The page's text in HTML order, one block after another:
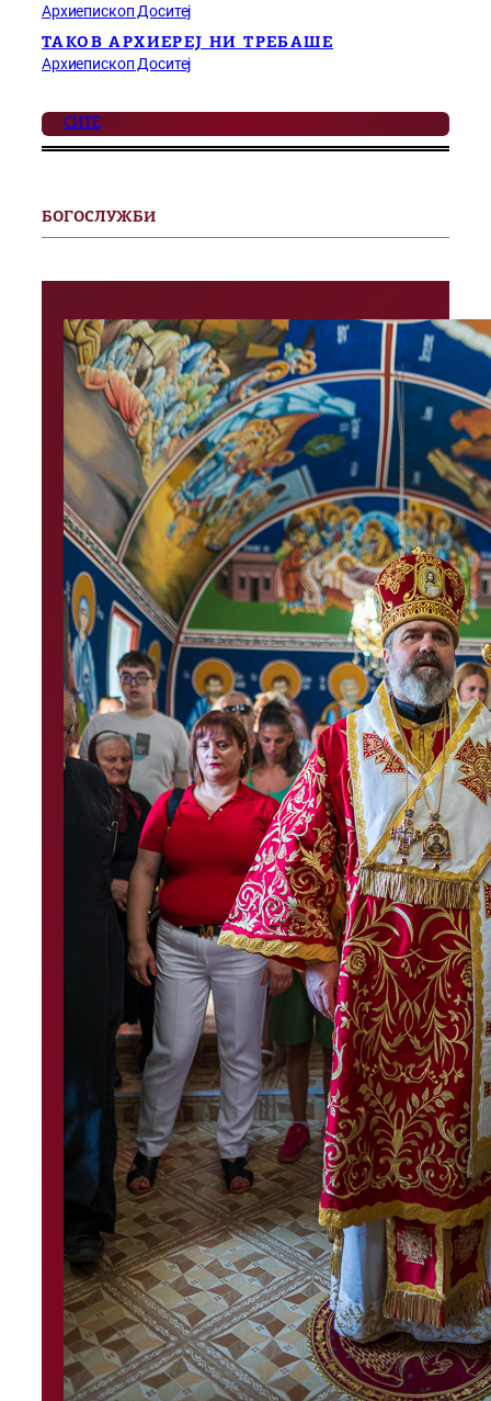
Архиепископ Доситеј
ТАКОВ АРХИЕРЕЈ НИ ТРЕБАШЕ
Архиепископ Доситеј
СИТЕ
БОГОСЛУЖБИ